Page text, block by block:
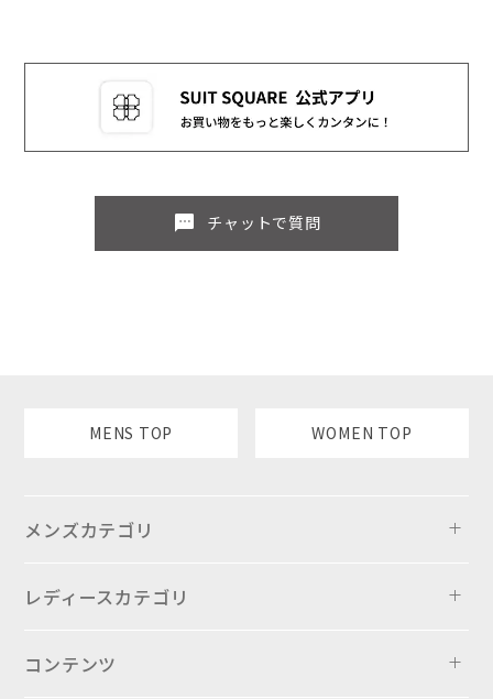
sms チャットで質問
MENS TOP WOMEN TOP
メンズカテゴリ
レディースカテゴリ
コンテンツ